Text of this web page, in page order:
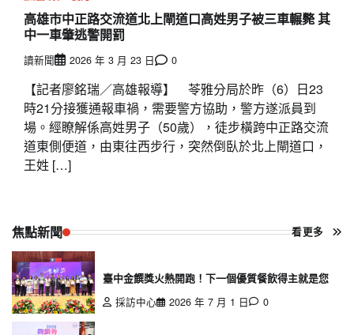
高雄市中正路交流道北上閘道口高姓男子被三車輾斃 其
中一車肇逃警開罰
讀新聞 2026 年 3 月 23 日 0
【記者廖銘瑞／高雄報導】 苓雅分局於昨（6）日23
時21分接獲通報車禍，需要警方協助，警方遂派員到
場。經瞭解係高姓男子（50歲），徒步橫跨中正路交流
道東側便道，由東往西步行，突然倒臥於北上閘道口，
王姓 […]
焦點新聞 看更多
臺中金饌獎火熱開跑！下一個優質餐飲得主就是您
採訪中心
2026 年 7 月 1 日 0